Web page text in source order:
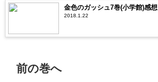
金色のガッシュ7巻(小学館)感
2018.1.22
前の巻へ